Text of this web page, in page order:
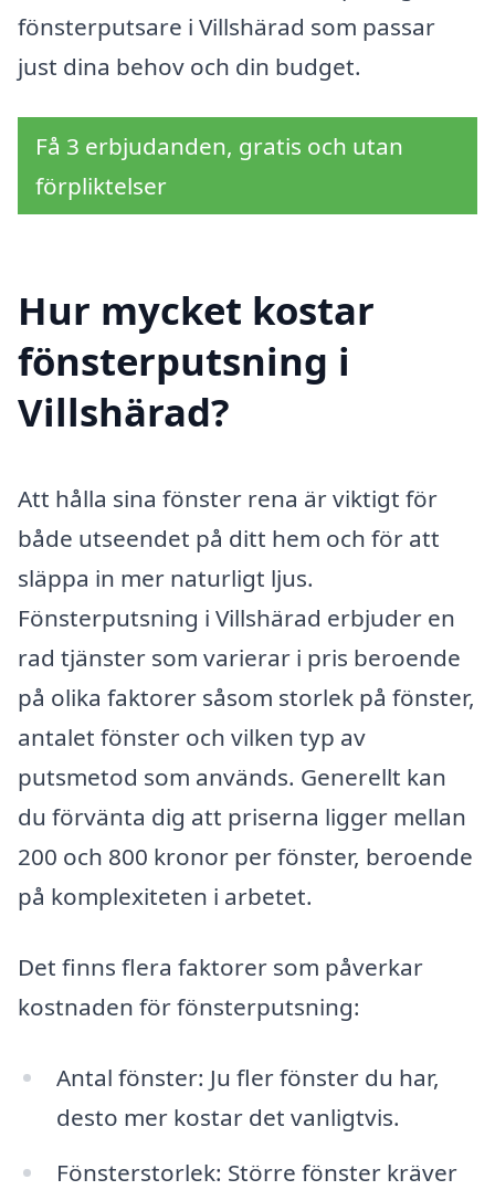
fönsterputsare i Villshärad som passar
just dina behov och din budget.
Få 3 erbjudanden, gratis och utan
förpliktelser
Hur mycket kostar
fönsterputsning i
Villshärad?
Att hålla sina fönster rena är viktigt för
både utseendet på ditt hem och för att
släppa in mer naturligt ljus.
Fönsterputsning i Villshärad erbjuder en
rad tjänster som varierar i pris beroende
på olika faktorer såsom storlek på fönster,
antalet fönster och vilken typ av
putsmetod som används. Generellt kan
du förvänta dig att priserna ligger mellan
200 och 800 kronor per fönster, beroende
på komplexiteten i arbetet.
Det finns flera faktorer som påverkar
kostnaden för fönsterputsning:
Antal fönster: Ju fler fönster du har,
desto mer kostar det vanligtvis.
Fönsterstorlek: Större fönster kräver